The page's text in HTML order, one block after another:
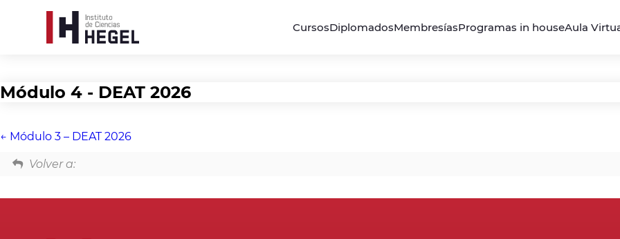
CursosDiplomadosMembresíasProgramas in houseAula
Módulo 4 - DEAT 2026
Módulo 3 – DEAT 2026
Volver a: